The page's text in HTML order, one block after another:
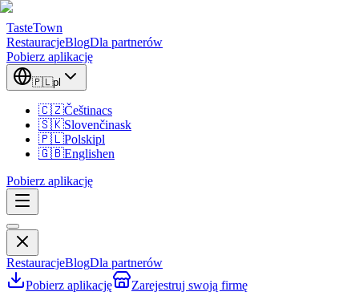
TasteTown
RestauracjeBlogDla partnerów
Pobierz aplikację
🇵🇱pl
🇨🇿Češtinacs
🇸🇰Slovenčinask
🇵🇱Polskipl
🇬🇧Englishen
Pobierz aplikację
RestauracjeBlogDla partnerów
Pobierz aplikację
Zarejestruj swoją firmę